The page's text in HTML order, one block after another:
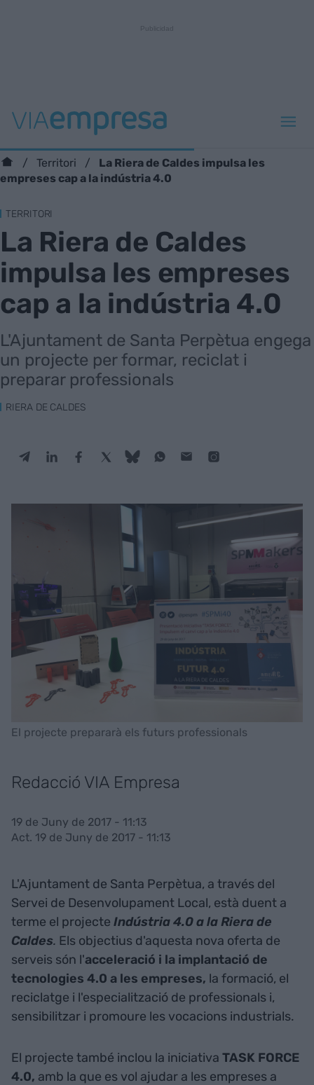
Territori
La Riera de Caldes impulsa les
empreses cap a la indústria 4.0
TERRITORI
La Riera de Caldes
impulsa les empreses
cap a la indústria 4.0
L'Ajuntament de Santa Perpètua engega
un projecte per formar, reciclat i
preparar professionals
RIERA DE CALDES
El projecte prepararà els futurs professionals
Redacció VIA Empresa
19 de Juny de 2017 - 11:13
Act. 19 de Juny de 2017 - 11:13
L'Ajuntament de Santa Perpètua, a través del
Servei de Desenvolupament Local, està duent a
terme el projecte Indústria 4.0 a la Riera de
Caldes. Els objectius d'aquesta nova oferta de
serveis són l'acceleració i la implantació de
tecnologies 4.0 a les empreses, la formació, el
reciclatge i l'especialització de professionals i,
sensibilitzar i promoure les vocacions industrials.
El projecte també inclou la iniciativa TASK FORCE
4.0, amb la que es vol ajudar a les empreses a